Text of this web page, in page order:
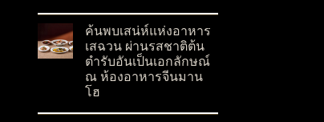
ค้นพบเสน่ห์แห่งอาหาร
เสฉวน ผ่านรสชาติต้น
ตำรับอันเป็นเอกลักษณ์
ณ ห้องอาหารจีนมาน
โฮ